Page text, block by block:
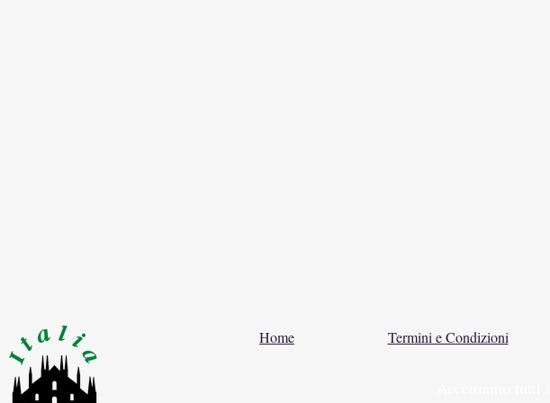
Home Termini e Condizioni